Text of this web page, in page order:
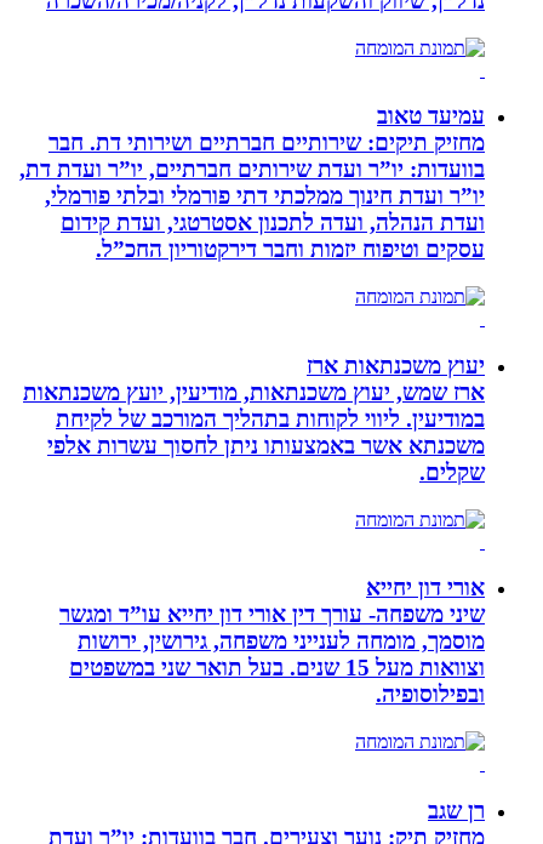
עמיעד טאוב
מחזיק תיקים: שירותיים חברתיים ושירותי דת. חבר
בוועדות: יו”ר ועדת שירותים חברתיים, יו”ר ועדת דת,
יו”ר ועדת חינוך ממלכתי דתי פורמלי ובלתי פורמלי,
ועדת הנהלה, ועדה לתכנון אסטרטגי, ועדת קידום
עסקים וטיפוח יזמות וחבר דירקטוריון החכ”ל.
יעוץ משכנתאות ארז
ארז שמש, יעוץ משכנתאות, מודיעין, יועץ משכנתאות
במודיעין. ליווי לקוחות בתהליך המורכב של לקיחת
משכנתא אשר באמצעותו ניתן לחסוך עשרות אלפי
שקלים.
אורי דון יחייא
שיני משפחה- עורך דין אורי דון יחייא עו”ד ומגשר
מוסמך, מומחה לענייני משפחה, גירושין, ירושות
וצוואות מעל 15 שנים. בעל תואר שני במשפטים
ובפילוסופיה.
רן שגב
מחזיק תיק: נוער וצעירים. חבר בוועדות: יו”ר ועדת